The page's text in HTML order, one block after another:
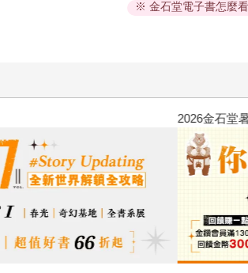
※ 金石堂電子書怎麼看
2026金石堂